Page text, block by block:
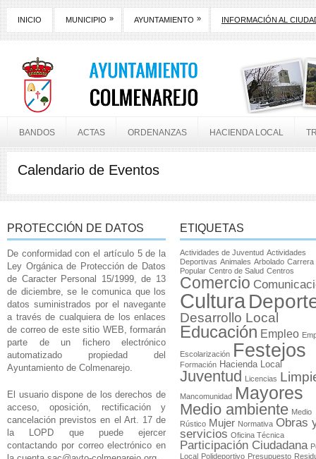
INICIO MUNICIPIO » AYUNTAMIENTO » INFORMACIÓN AL
BANDOS ACTAS ORDENANZAS HACIENDA LOCAL
Calendario de Eventos
PROTECCIÓN DE DATOS
De conformidad con el artículo 5 de la
Ley Orgánica de Protección de Datos
de Caracter Personal 15/1999, de 13
de diciembre, se le comunica que los
datos suministrados por el navegante
a través de cualquiera de los enlaces
de correo de este sitio WEB, formarán
parte de un fichero electrónico
automatizado propiedad del
Ayuntamiento de Colmenarejo.
El usuario dispone de los derechos de
acceso, oposición, rectificación y
cancelación previstos en el Art. 17 de
la LOPD que puede ejercer
contactando por correo electrónico en
ETIQUETAS
Actividades de Juventud Actividades
Deportivas Animales Arbolado Carrera
Popular Centro de Salud Centros
Comercio
Cultura
Desarrollo Local
Educación Empleo
Escolarización Festejos
Formación Hacienda Local
Juventud Licencias
Mancomunidad Mayores
Medio ambiente Medio
Rústico Mujer Normativa Obras
servicios Oficina Técnica
Participación Ciudadana
Local Polideportivo Presupuesto